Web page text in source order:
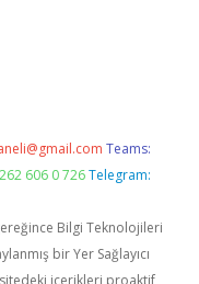
Teams:
606 0 726 Telegram:
Bilgi Teknolojileri
bir Yer Sağlayıcı
içerikleri proaktif